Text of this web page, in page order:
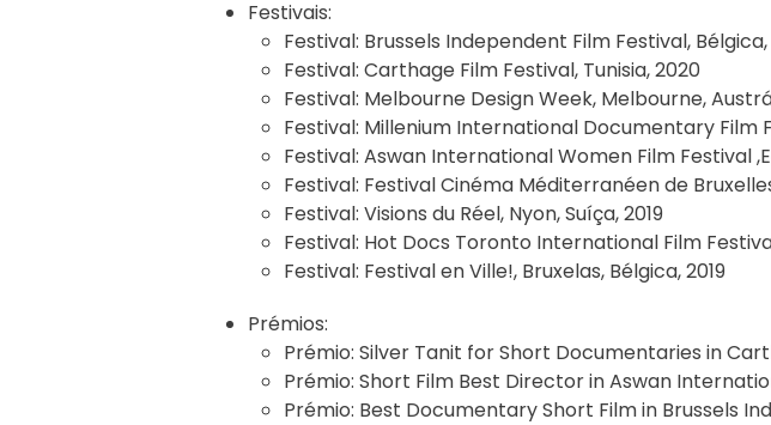
Festivais:
Festival: Brussels Independent Film Festival,
Festival: Carthage Film Festival, Tunisia, 2020
Festival: Melbourne Design Week, Melbourne,
Festival: Millenium International Documentary Film
Festival: Aswan International Women Film Festival
Festival: Festival Cinéma Méditerranéen de
Festival: Visions du Réel, Nyon, Suíça, 2019
Festival: Hot Docs Toronto International Film
Festival: Festival en Ville!, Bruxelas, Bélgica, 2019
Prémios:
Prémio: Silver Tanit for Short Documentaries in
Prémio: Short Film Best Director in Aswan
Prémio: Best Documentary Short Film in Brussels